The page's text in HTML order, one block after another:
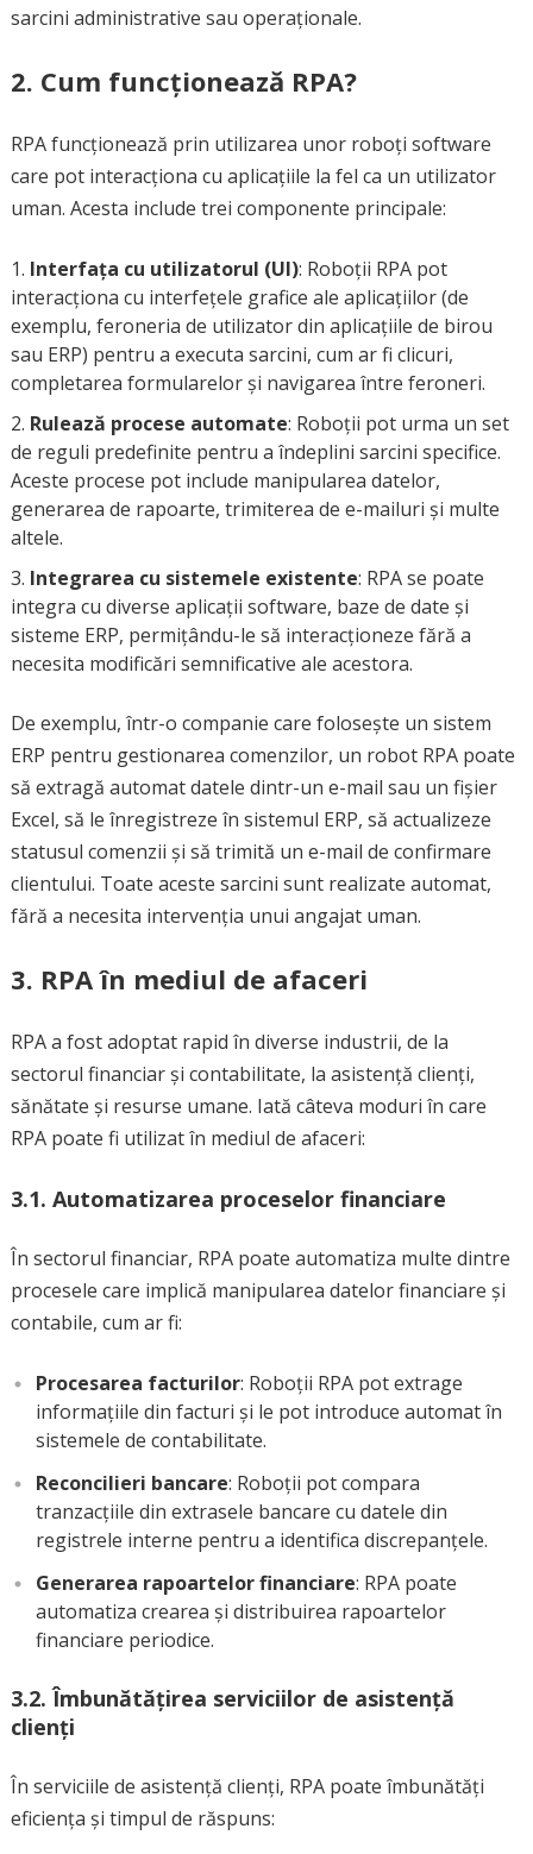
sarcini administrative sau operaționale.
2. Cum funcționează RPA?
RPA funcționează prin utilizarea unor roboți software
care pot interacționa cu aplicațiile la fel ca un utilizator
uman. Acesta include trei componente principale:
Interfața cu utilizatorul (UI): Roboții RPA pot
interacționa cu interfețele grafice ale aplicațiilor (de
exemplu, feroneria de utilizator din aplicațiile de birou
sau ERP) pentru a executa sarcini, cum ar fi clicuri,
completarea formularelor și navigarea între feroneri.
Rulează procese automate: Roboții pot urma un set
de reguli predefinite pentru a îndeplini sarcini specifice.
Aceste procese pot include manipularea datelor,
generarea de rapoarte, trimiterea de e-mailuri și multe
altele.
Integrarea cu sistemele existente: RPA se poate
integra cu diverse aplicații software, baze de date și
sisteme ERP, permițându-le să interacționeze fără a
necesita modificări semnificative ale acestora.
De exemplu, într-o companie care folosește un sistem
ERP pentru gestionarea comenzilor, un robot RPA poate
să extragă automat datele dintr-un e-mail sau un fișier
Excel, să le înregistreze în sistemul ERP, să actualizeze
statusul comenzii și să trimită un e-mail de confirmare
clientului. Toate aceste sarcini sunt realizate automat,
fără a necesita intervenția unui angajat uman.
3. RPA în mediul de afaceri
RPA a fost adoptat rapid în diverse industrii, de la
sectorul financiar și contabilitate, la asistență clienți,
sănătate și resurse umane. Iată câteva moduri în care
RPA poate fi utilizat în mediul de afaceri:
3.1. Automatizarea proceselor financiare
În sectorul financiar, RPA poate automatiza multe dintre
procesele care implică manipularea datelor financiare și
contabile, cum ar fi:
Procesarea facturilor: Roboții RPA pot extrage
informațiile din facturi și le pot introduce automat în
sistemele de contabilitate.
Reconcilieri bancare: Roboții pot compara
tranzacțiile din extrasele bancare cu datele din
registrele interne pentru a identifica discrepanțele.
Generarea rapoartelor financiare: RPA poate
automatiza crearea și distribuirea rapoartelor
financiare periodice.
3.2.Îmbunătățirea serviciilor de asistență
clienți
În serviciile de asistență clienți, RPA poate îmbunătăți
eficiența și timpul de răspuns: